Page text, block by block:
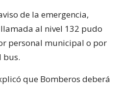
de la emergencia,
al nivel 132 pudo
personal municipal o por
bus.
que Bomberos deberá